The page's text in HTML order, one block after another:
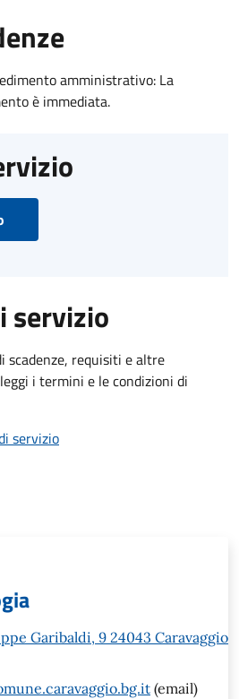
amministrativo: La
è immediata.
servizio
scadenze, requisiti e altre
i termini e le condizioni di
servizio
Garibaldi, 9 24043 Caravaggio
(email)